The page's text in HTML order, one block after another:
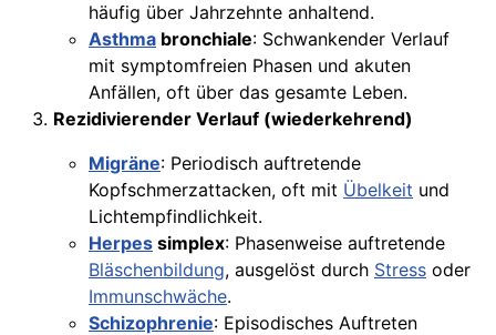
häufig über Jahrzehnte anhaltend.
Asthma bronchiale: Schwankender Verlauf
mit symptomfreien Phasen und akuten
Anfällen, oft über das gesamte Leben.
Rezidivierender Verlauf (wiederkehrend)
Migräne: Periodisch auftretende
Kopfschmerzattacken, oft mit Übelkeit und
Lichtempfindlichkeit.
Herpes simplex: Phasenweise auftretende
Bläschenbildung, ausgelöst durch Stress oder
Immunschwäche.
Schizophrenie: Episodisches Auftreten